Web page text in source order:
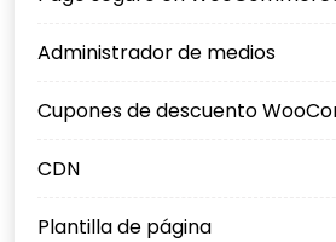
Administrador de medios
Cupones de descuento
CDN
Plantilla de página